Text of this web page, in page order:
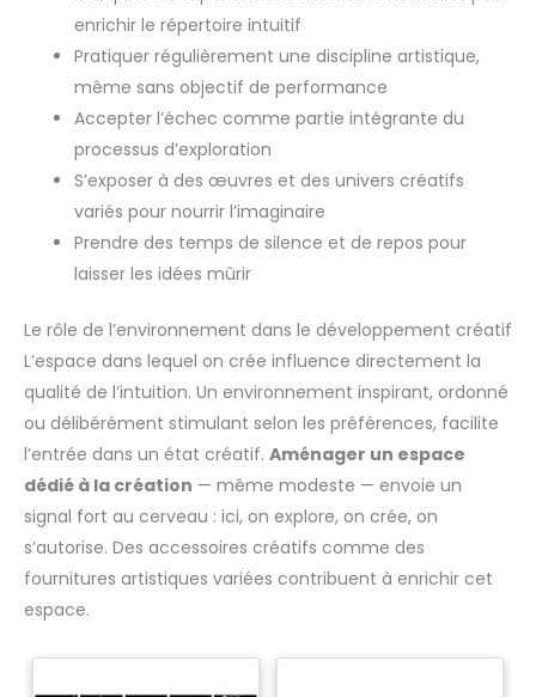
enrichir le répertoire intuitif
Pratiquer régulièrement une discipline artistique,
même sans objectif de performance
Accepter l’échec comme partie intégrante du
processus d’exploration
S’exposer à des œuvres et des univers créatifs
variés pour nourrir l’imaginaire
Prendre des temps de silence et de repos pour
laisser les idées mûrir
Le rôle de l’environnement dans le développement créatif
L’espace dans lequel on crée influence directement la
qualité de l’intuition. Un environnement inspirant, ordonné
ou délibérément stimulant selon les préférences, facilite
l’entrée dans un état créatif. Aménager un espace
dédié à la création — même modeste — envoie un
signal fort au cerveau : ici, on explore, on crée, on
s’autorise. Des accessoires créatifs comme des
fournitures artistiques variées contribuent à enrichir cet
espace.